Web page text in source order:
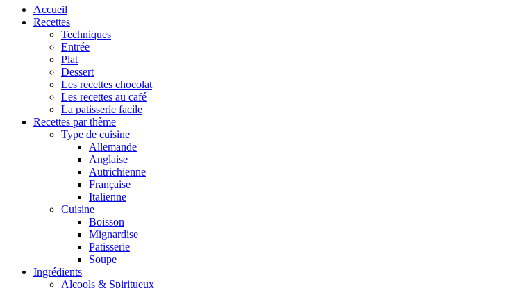
Accueil
Recettes
Techniques
Entrée
Plat
Dessert
Les recettes chocolat
Les recettes au café
La patisserie facile
Recettes par thème
Type de cuisine
Allemande
Anglaise
Autrichienne
Française
Italienne
Cuisine
Boisson
Mignardise
Patisserie
Soupe
Ingrédients
Alcools & Spiritueux